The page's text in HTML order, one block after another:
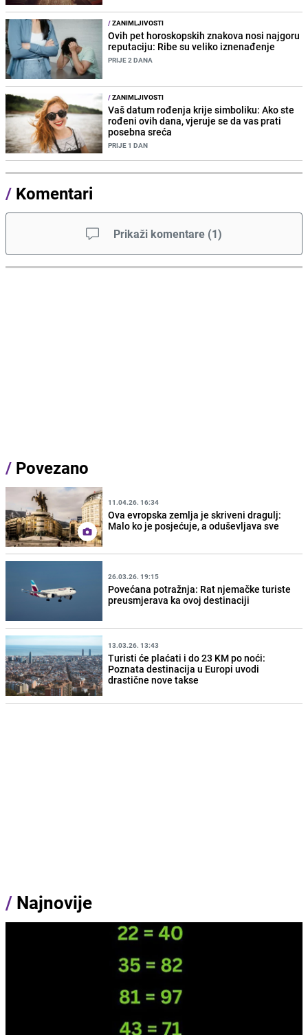
/ZANIMLJIVOSTI
Ovih pet horoskopskih znakova nosi najgoru
reputaciju: Ribe su veliko iznenađenje
PRIJE 2 DANA
/ZANIMLJIVOSTI
Vaš datum rođenja krije simboliku: Ako ste
rođeni ovih dana, vjeruje se da vas prati
posebna sreća
PRIJE 1 DAN
/ Komentari
Prikaži komentare (1)
/ Povezano
11.04.26. 16:34
Ova evropska zemlja je skriveni dragulj:
Malo ko je posjećuje, a oduševljava sve
26.03.26. 19:15
Povećana potražnja: Rat njemačke turiste
preusmjerava ka ovoj destinaciji
13.03.26. 13:43
Turisti će plaćati i do 23 KM po noći:
Poznata destinacija u Europi uvodi
drastične nove takse
/ Najnovije